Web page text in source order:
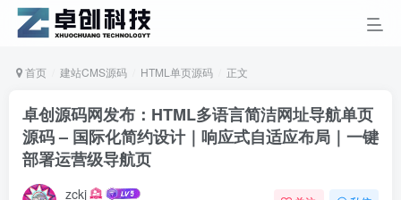
首页 建站CMS源码 HTML单页源码 正文
卓创源码网发布：HTML多语言简洁网址导航单页
源码 – 国际化简约设计｜响应式自适应布局｜一键
部署运营级导航页
zckj